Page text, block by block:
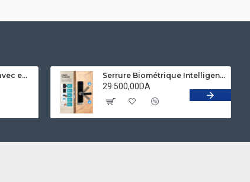
kit contrôleur d'accès avec empreinte et reconnaissance faciale ROBISAN X10 Serrure Biométrique Intelligent Bluetooth TTlock ROBISAN X23 ( Deverrouillage Par Empreinte , Code , App , Clée et TAG Mifare )
29 500,00DA